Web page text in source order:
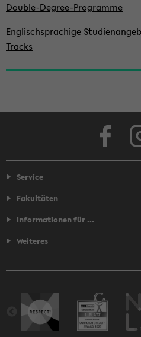
Double-Degree-Programme
Englischsprachige
Tracks
Service
Fakultäten
Informationen für ...
Weiteres